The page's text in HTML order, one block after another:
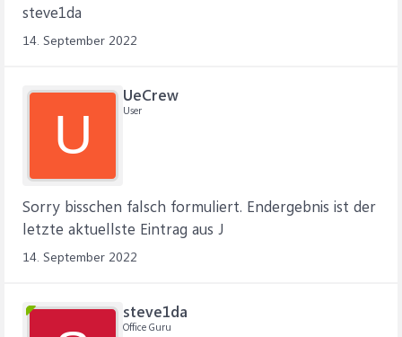
steve1da
14. September 2022
U
UeCrew
User
Sorry bisschen falsch formuliert. Endergebnis ist der
letzte aktuellste Eintrag aus J
14. September 2022
steve1da
Office Guru